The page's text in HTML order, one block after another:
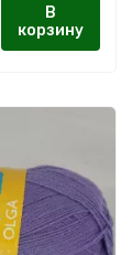
В
корзину